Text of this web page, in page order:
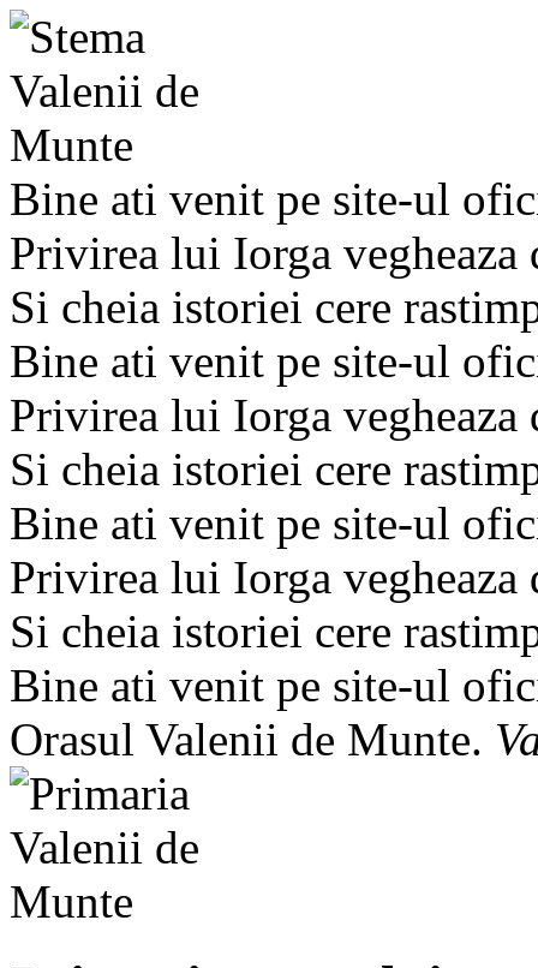
Bine ati venit pe site-ul
Privirea lui Iorga
Si cheia istoriei cere
Bine ati venit pe site-ul
Privirea lui Iorga
Si cheia istoriei cere
Bine ati venit pe site-ul
Privirea lui Iorga
Si cheia istoriei cere
Bine ati venit pe site-ul
Orasul Valenii de Munte.